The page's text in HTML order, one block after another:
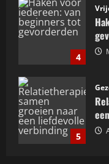
4
5